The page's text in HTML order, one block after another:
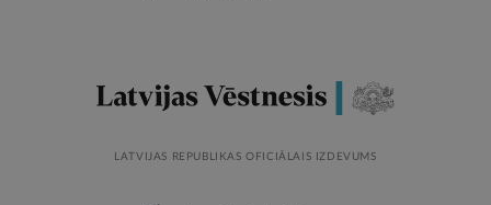
LATVIJAS REPUBLIKAS OFICIĀLAIS IZDEVUMS